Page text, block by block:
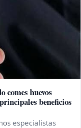
comes huevos
beneficios
especialistas